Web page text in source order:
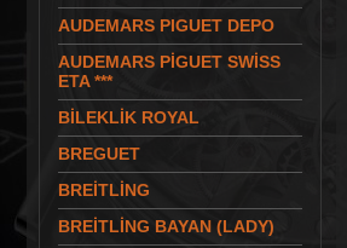
AUDEMARS PIGUET DEPO
AUDEMARS PİGUET SWİSS
ETA ***
BİLEKLİK ROYAL
BREGUET
BREİTLİNG
BREİTLİNG BAYAN (LADY)